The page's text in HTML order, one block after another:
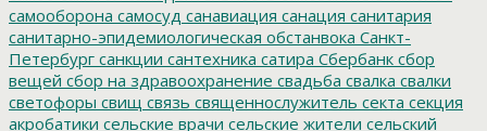
самооборона самосуд санавиация санация санитария
санитарно-эпидемиологическая обстанвока Санкт-
Петербург санкции сантехника сатира Сбербанк сбор
вещей сбор на здравоохранение свадьба свалка свалки
светофоры свищ связь священнослужитель секта секция
акробатики сельские врачи сельские жители сельский